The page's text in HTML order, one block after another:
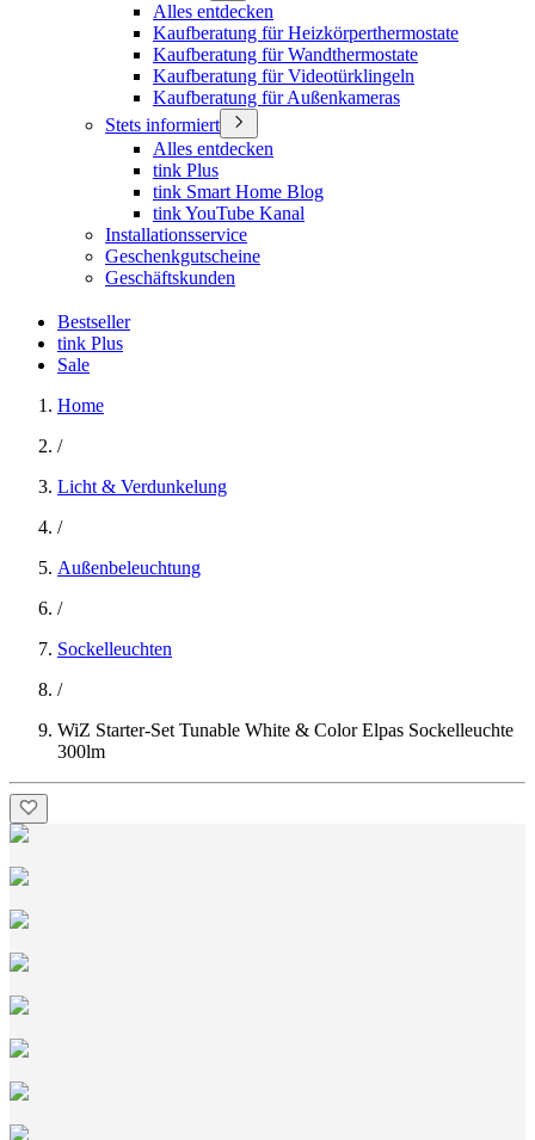
Alles entdecken
Kaufberatung für Heizkörperthermostate
Kaufberatung für Wandthermostate
Kaufberatung für Videotürklingeln
Kaufberatung für Außenkameras
Stets informiert
Alles entdecken
tink Plus
tink Smart Home Blog
tink YouTube Kanal
Installationsservice
Geschenkgutscheine
Geschäftskunden
Bestseller
tink Plus
Sale
Home
/
Licht & Verdunkelung
/
Außenbeleuchtung
/
Sockelleuchten
/
WiZ Starter-Set Tunable White & Color Elpas Sockelleuchte
300lm